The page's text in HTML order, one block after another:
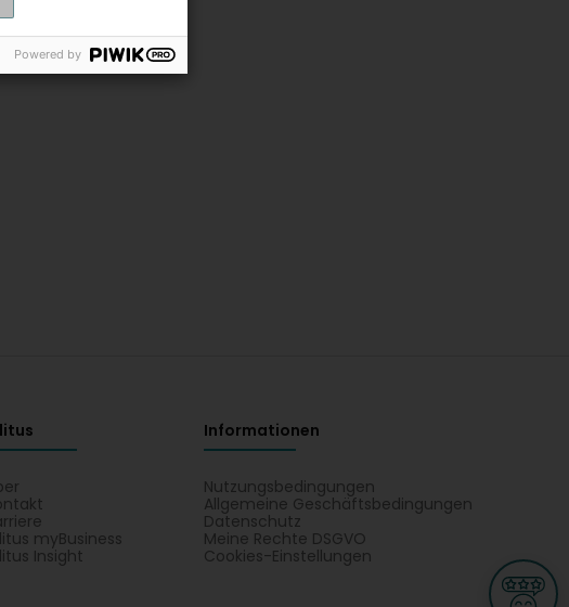
myBusiness
Insight
Informationen
Nutzungsbedingungen
Allgemeine Geschäftsbedingungen
Datenschutz
Meine Rechte DSGVO
Cookies-Einstellungen
Powered by